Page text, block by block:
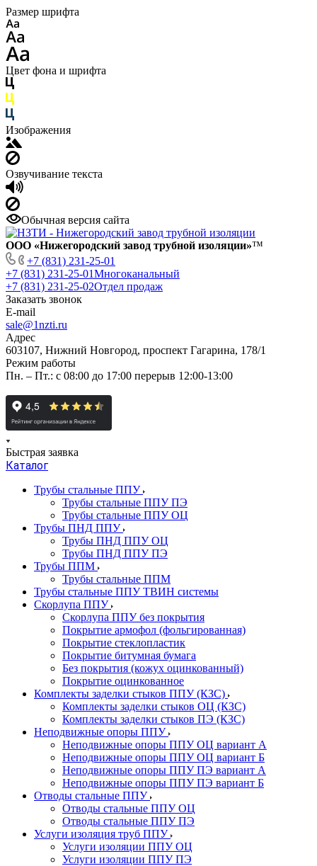
Размер шрифта
Цвет фона и шрифта
Изображения
Озвучивание текста
Обычная версия сайта
ООО «Нижегородский завод трубной изоляции»™
+7 (831) 231-25-01
+7 (831) 231-25-01Многоканальный
+7 (831) 231-25-02Отдел продаж
Заказать звонок
E-mail
sale@1nzti.ru
Адрес
603107, Нижний Новгород, проспект Гагарина, 178/1
Режим работы
Пн. – Пт.: с 08:00 до 17:00 перерыв 12:00-13:00
Быстрая заявка
Каталог
Трубы стальные ППУ
Трубы стальные ППУ ПЭ
Трубы стальные ППУ ОЦ
Трубы ПНД ППУ
Трубы ПНД ППУ ОЦ
Трубы ПНД ППУ ПЭ
Трубы ППМ
Трубы стальные ППМ
Трубы стальные ППУ ТВИН системы
Скорлупа ППУ
Скорлупа ППУ без покрытия
Покрытие армофол (фольгированная)
Покрытие стеклопластик
Покрытие битумная бумага
Без покрытия (кожух оцинкованный)
Покрытие оцинкованное
Комплекты заделки стыков ППУ (КЗС)
Комплекты заделки стыков ОЦ (КЗС)
Комплекты заделки стыков ПЭ (КЗС)
Неподвижные опоры ППУ
Неподвижные опоры ППУ ОЦ вариант А
Неподвижные опоры ППУ ОЦ вариант Б
Неподвижные опоры ППУ ПЭ вариант А
Неподвижные опоры ППУ ПЭ вариант Б
Отводы стальные ППУ
Отводы стальные ППУ ОЦ
Отводы стальные ППУ ПЭ
Услуги изоляция труб ППУ
Услуги изоляции ППУ ОЦ
Услуги изоляции ППУ ПЭ